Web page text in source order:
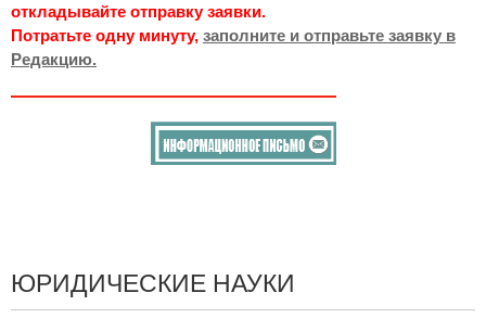
откладывайте отправку заявки.
Потратьте одну минуту, заполните и отправьте заявку в
Редакцию.
ЮРИДИЧЕСКИЕ НАУКИ